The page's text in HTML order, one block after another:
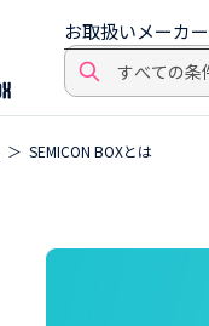
お取扱いメーカー
SEMICON BOXとは